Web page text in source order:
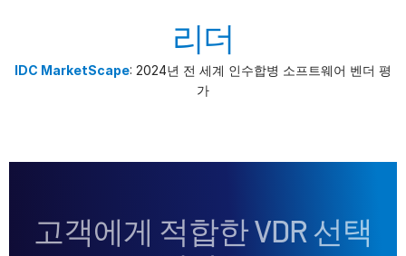
리더
IDC MarketScape: 2024년 전 세계 인수합병 소프트웨어 벤더 평
가
고객에게 적합한 VDR 선택